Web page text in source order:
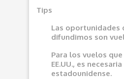
Tips
Las oportunidades
difundimos son
Para los vuelos
EE.UU., es
estadounidense.